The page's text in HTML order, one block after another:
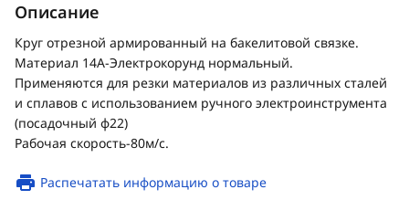
Описание
Круг отрезной армированный на бакелитовой связке.
Материал 14А-Электрокорунд нормальный.
Применяются для резки материалов из различных сталей
и сплавов с использованием ручного электроинструмента
(посадочный ф22)
Рабочая скорость-80м/с.
Распечатать информацию о товаре